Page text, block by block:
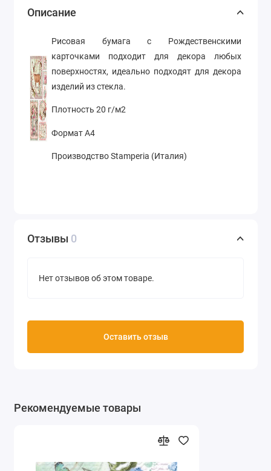
Описание
Рисовая бумага с Рождественскими
карточками подходит для декора любых
поверхностях, идеально подходят для декора
изделий из стекла.
Плотность 20 г/м2
Формат А4
Производство Stamperia (Италия)
Отзывы 0
Нет отзывов об этом товаре.
Оставить отзыв
Рекомендуемые товары